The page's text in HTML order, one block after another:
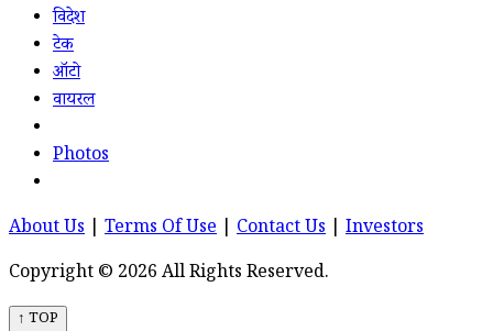
विदेश
टेक
ऑटो
वायरल
Photos
About Us Terms Of Use Contact Us
Investors
Copyright © 2026 All Rights Reserved.
↑ TOP